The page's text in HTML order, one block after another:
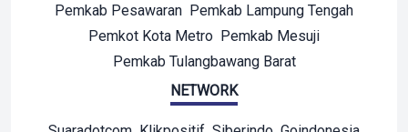
Pemkab Pesawaran Pemkab Lampung Tengah
Pemkot Kota Metro Pemkab Mesuji
Pemkab Tulangbawang Barat
NETWORK